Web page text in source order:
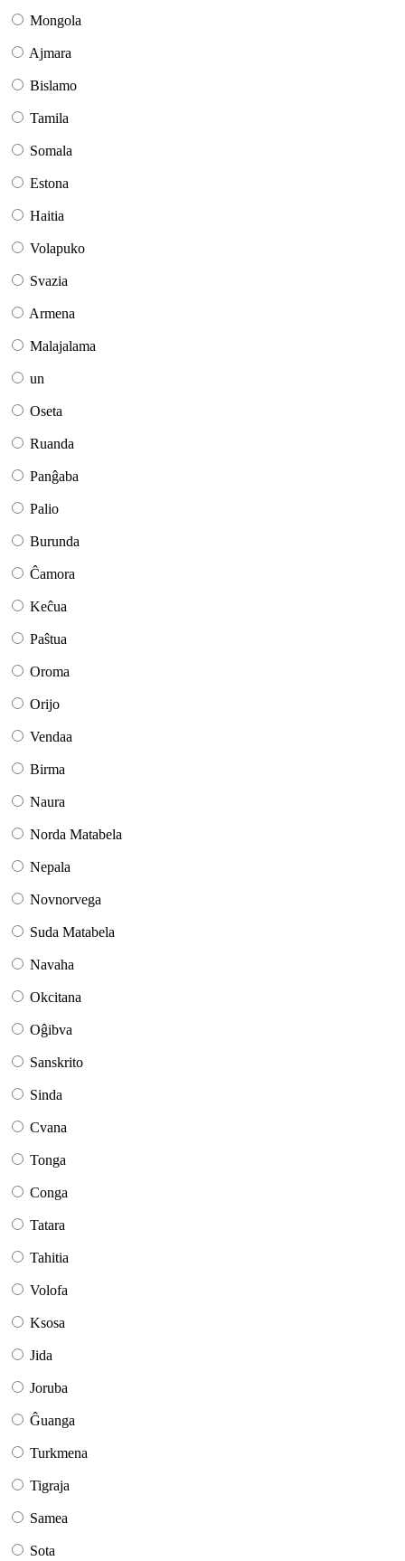
Mongola
Ajmara
Bislamo
Tamila
Somala
Estona
Haitia
Volapuko
Svazia
Armena
Malajalama
un
Oseta
Ruanda
Panĝaba
Palio
Burunda
Ĉamora
Keĉua
Paŝtua
Oroma
Orijo
Vendaa
Birma
Naura
Norda Matabela
Nepala
Novnorvega
Suda Matabela
Navaha
Okcitana
Oĝibva
Sanskrito
Sinda
Cvana
Tonga
Conga
Tatara
Tahitia
Volofa
Ksosa
Jida
Joruba
Ĝuanga
Turkmena
Tigraja
Samea
Sota